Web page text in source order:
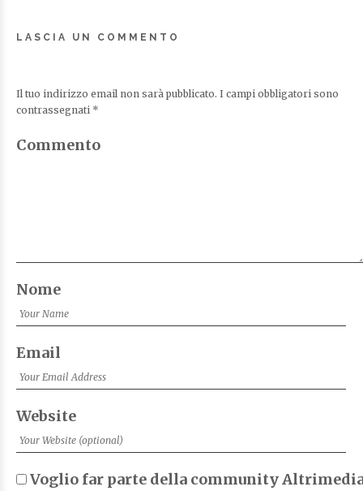
LASCIA UN COMMENTO
Il tuo indirizzo email non sarà pubblicato. I campi obbligatori sono
contrassegnati *
Commento
Nome
Email
Website
Voglio far parte della community